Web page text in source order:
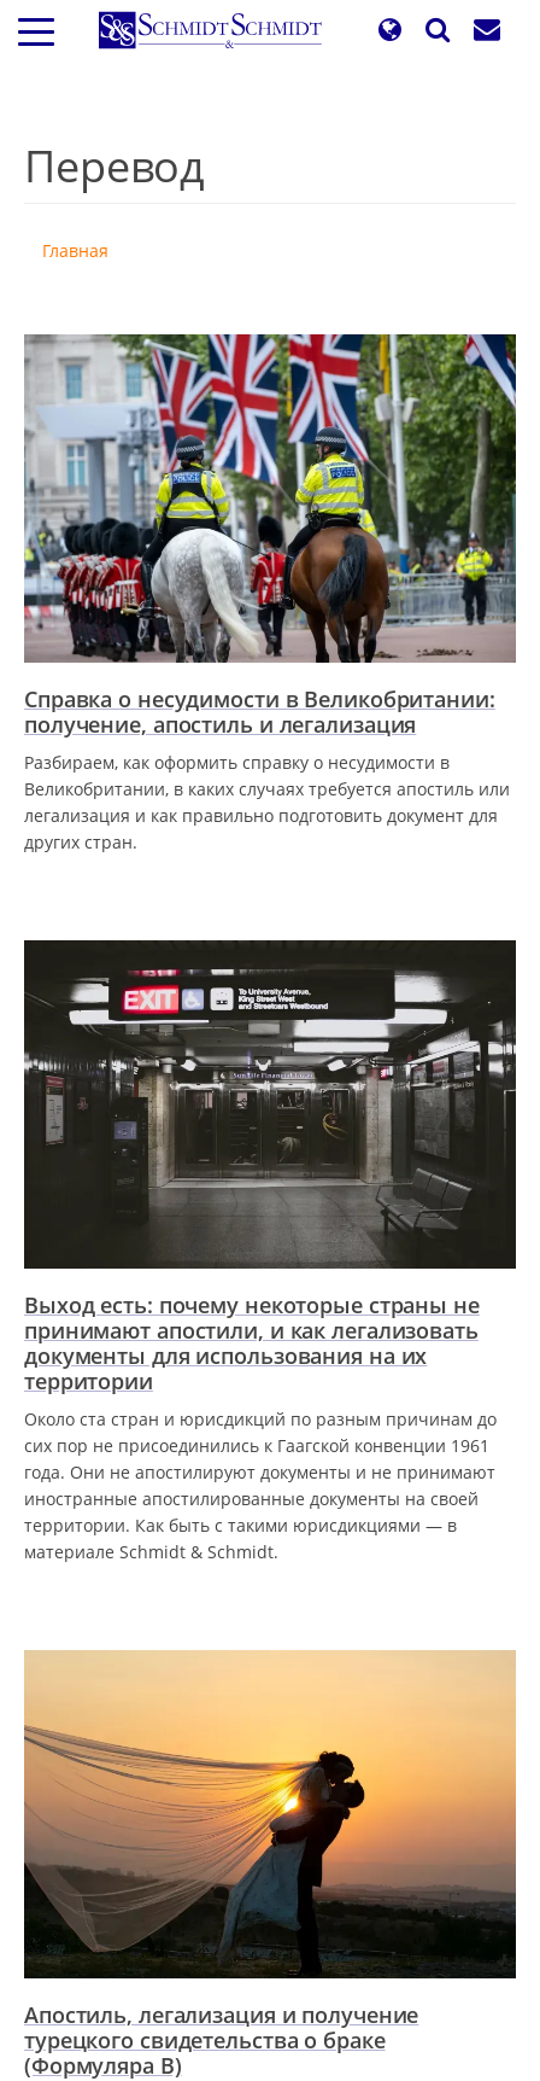
Перейти
Перевод
Главная
Справка о несудимости в Великобритании:
получение, апостиль и легализация
Разбираем, как оформить справку о несудимости в
Великобритании, в каких случаях требуется апостиль или
легализация и как правильно подготовить документ для
других стран.
Выход есть: почему некоторые страны не
принимают апостили, и как легализовать
документы для использования на их
территории
Около ста стран и юрисдикций по разным причинам до
сих пор не присоединились к Гаагской конвенции 1961
года. Они не апостилируют документы и не принимают
иностранные апостилированные документы на своей
территории. Как быть с такими юрисдикциями — в
материале Schmidt & Schmidt.
Апостиль, легализация и получение
турецкого свидетельства о браке
(Формуляра B)